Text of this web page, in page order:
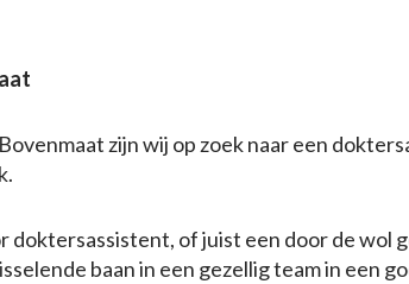
zijn wij op zoek naar een
doktersassistent, of juist een door de wol
baan in een gezellig team in een